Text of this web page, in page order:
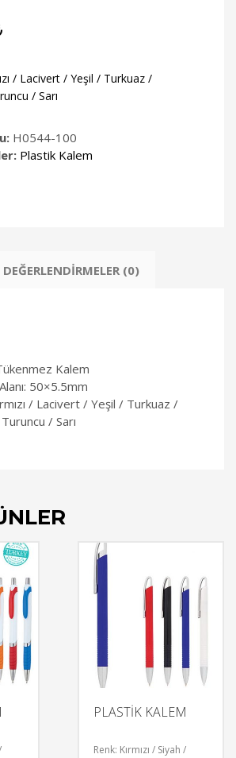
/ Lacivert / Yeşil / Turkuaz /
/ Sarı
H0544-100
Plastik Kalem
DEĞERLENDIRMELER (0)
Kalem
50×5.5mm
/ Lacivert / Yeşil / Turkuaz /
/ Sarı
PLASTİK KALEM
Renk: Kırmızı / Siyah /